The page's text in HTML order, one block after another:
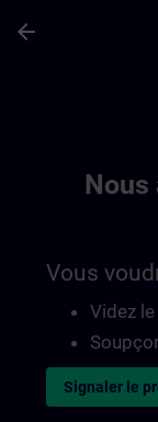
arrow_back
Nous
Vous
Videz
Signaler le